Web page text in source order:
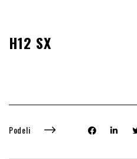
H12 SX
Podeli